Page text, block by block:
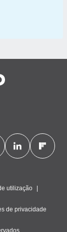
utilização
de privacidade